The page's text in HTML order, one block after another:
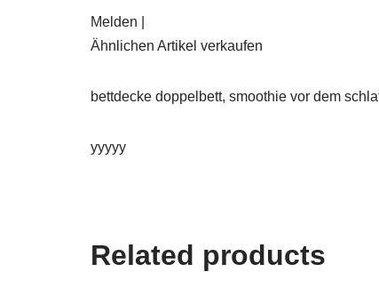
Melden |
Ähnlichen Artikel verkaufen
bettdecke doppelbett, smoothie vor dem
yyyyy
Related products